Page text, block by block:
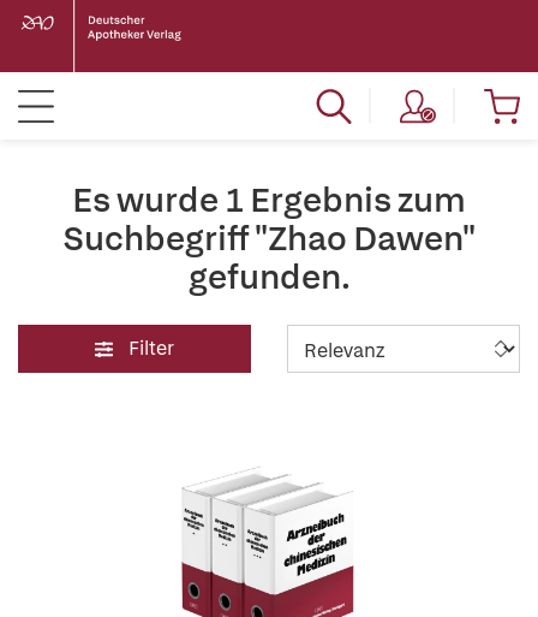
Es wurde 1 Ergebnis zum
Suchbegriff "Zhao Dawen"
gefunden.
Filter